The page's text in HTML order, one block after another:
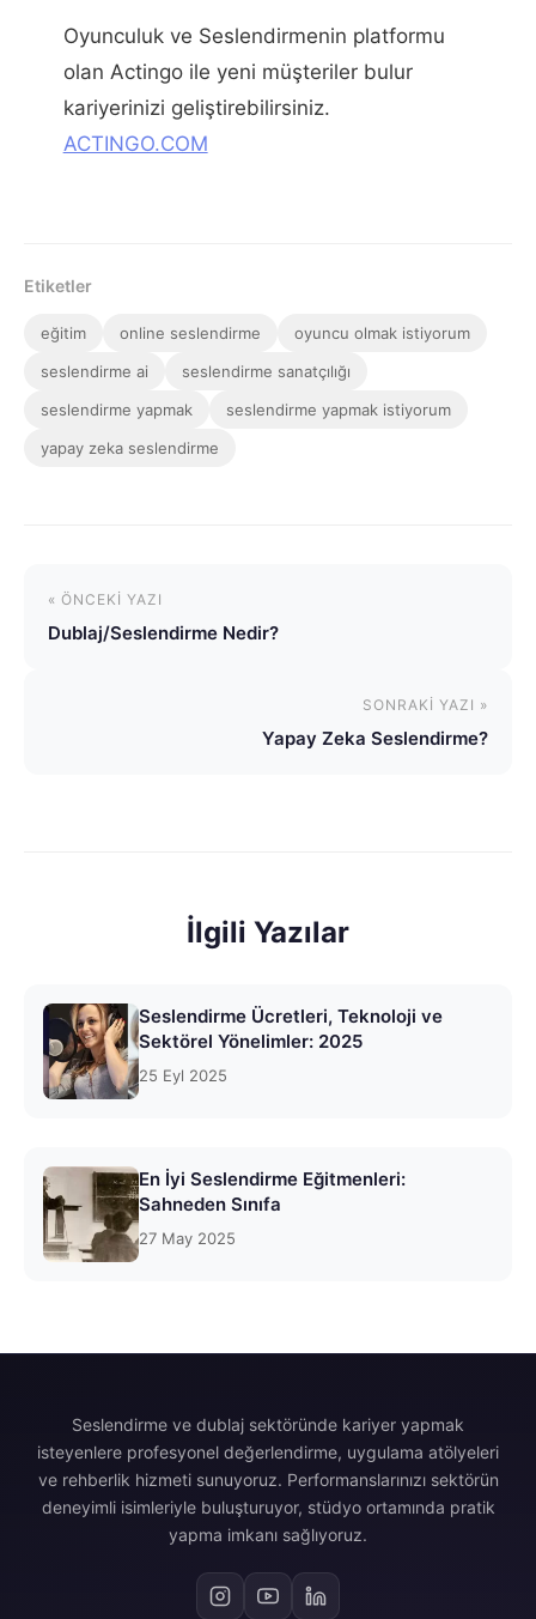
Oyunculuk ve Seslendirmenin platformu
olan Actingo ile yeni müşteriler bulur
kariyerinizi geliştirebilirsiniz.
ACTINGO.COM
Etiketler
eğitim online seslendirme
oyuncu olmak istiyorum
seslendirme ai
seslendirme sanatçılığı
seslendirme yapmak
seslendirme yapmak istiyorum
yapay zeka seslendirme
« ÖNCEKI YAZI
Dublaj/Seslendirme Nedir?
SONRAKI YAZI »
Yapay Zeka Seslendirme?
İlgili Yazılar
Seslendirme Ücretleri, Teknoloji ve
Sektörel Yönelimler: 2025
25 Eyl 2025
En İyi Seslendirme Eğitmenleri:
Sahneden Sınıfa
27 May 2025
Seslendirme ve dublaj sektöründe kariyer yapmak
isteyenlere profesyonel değerlendirme, uygulama atölyeleri
ve rehberlik hizmeti sunuyoruz. Performanslarınızı sektörün
deneyimli isimleriyle buluşturuyor, stüdyo ortamında pratik
yapma imkanı sağlıyoruz.